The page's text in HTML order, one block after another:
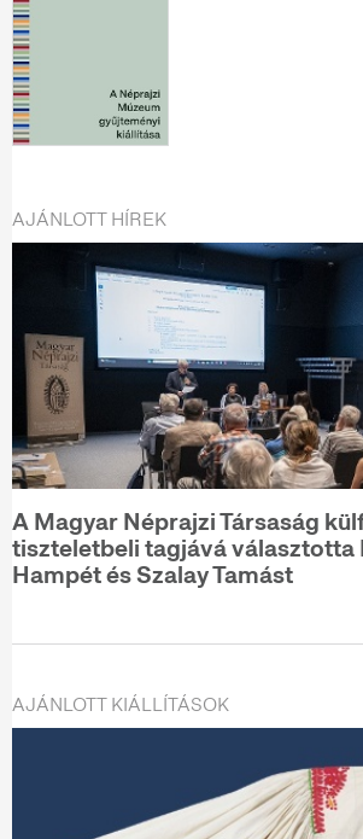
AJÁNLOTT HÍREK
A Magyar Néprajzi Társaság
tiszteletbeli tagjává választotta
Hampét és Szalay Tamást
AJÁNLOTT KIÁLLÍTÁSOK